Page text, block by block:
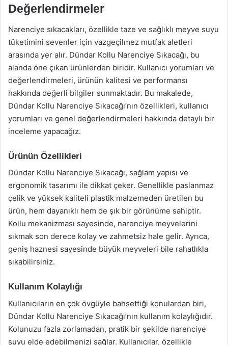
Değerlendirmeler
Narenciye sıkacakları, özellikle taze ve sağlıklı meyve suyu
tüketimini sevenler için vazgeçilmez mutfak aletleri
arasında yer alır. Dündar Kollu Narenciye Sıkacağı, bu
alanda öne çıkan ürünlerden biridir. Kullanıcı yorumları ve
değerlendirmeleri, ürünün kalitesi ve performansı
hakkında değerli bilgiler sunmaktadır. Bu makalede,
Dündar Kollu Narenciye Sıkacağı’nın özellikleri, kullanıcı
yorumları ve genel değerlendirmeleri hakkında detaylı bir
inceleme yapacağız.
Ürünün Özellikleri
Dündar Kollu Narenciye Sıkacağı, sağlam yapısı ve
ergonomik tasarımı ile dikkat çeker. Genellikle paslanmaz
çelik ve yüksek kaliteli plastik malzemeden üretilen bu
ürün, hem dayanıklı hem de şık bir görünüme sahiptir.
Kollu mekanizması sayesinde, narenciye meyvelerini
sıkmak son derece kolay ve zahmetsiz hale gelir. Ayrıca,
geniş haznesi sayesinde büyük meyveleri bile rahatlıkla
sıkabilirsiniz.
Kullanım Kolaylığı
Kullanıcıların en çok övgüyle bahsettiği konulardan biri,
Dündar Kollu Narenciye Sıkacağı’nın kullanım kolaylığıdır.
Kolunuzu fazla zorlamadan, pratik bir şekilde narenciye
suyu elde edebilmenizi sağlar. Kullanıcılar, özellikle